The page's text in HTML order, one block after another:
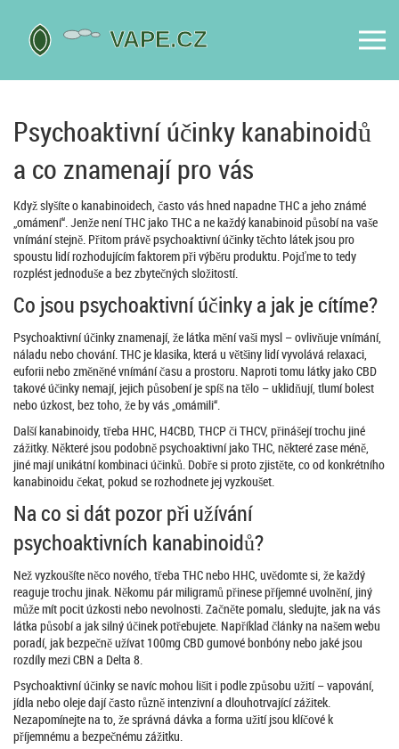
Psychoaktivní účinky kanabinoidů
a co znamenají pro vás
Když slyšíte o kanabinoidech, často vás hned napadne THC a jeho známé
„omámení“. Jenže není THC jako THC a ne každý kanabinoid působí na vaše
vnímání stejně. Přitom právě psychoaktivní účinky těchto látek jsou pro
spoustu lidí rozhodujícím faktorem při výběru produktu. Pojďme to tedy
rozplést jednoduše a bez zbytečných složitostí.
Co jsou psychoaktivní účinky a jak je cítíme?
Psychoaktivní účinky znamenají, že látka mění vaši mysl – ovlivňuje vnímání,
náladu nebo chování. THC je klasika, která u většiny lidí vyvolává relaxaci,
euforii nebo změněné vnímání času a prostoru. Naproti tomu látky jako CBD
takové účinky nemají, jejich působení je spíš na tělo – uklidňují, tlumí bolest
nebo úzkost, bez toho, že by vás „omámili“.
Další kanabinoidy, třeba HHC, H4CBD, THCP či THCV, přinášejí trochu jiné
zážitky. Některé jsou podobně psychoaktivní jako THC, některé zase méně,
jiné mají unikátní kombinaci účinků. Dobře si proto zjistěte, co od konkrétního
kanabinoidu čekat, pokud se rozhodnete jej vyzkoušet.
Na co si dát pozor při užívání
psychoaktivních kanabinoidů?
Než vyzkoušíte něco nového, třeba THC nebo HHC, uvědomte si, že každý
reaguje trochu jinak. Někomu pár miligramů přinese příjemné uvolnění, jiný
může mít pocit úzkosti nebo nevolnosti. Začněte pomalu, sledujte, jak na vás
látka působí a jak silný účinek potřebujete. Například články na našem webu
poradí, jak bezpečně užívat 100mg CBD gumové bonbóny nebo jaké jsou
rozdíly mezi CBN a Delta 8.
Psychoaktivní účinky se navíc mohou lišit i podle způsobu užití – vapování,
jídla nebo oleje dají často různě intenzivní a dlouhotrvající zážitek.
Nezapomínejte na to, že správná dávka a forma užití jsou klíčové k
příjemnému a bezpečnému zážitku.